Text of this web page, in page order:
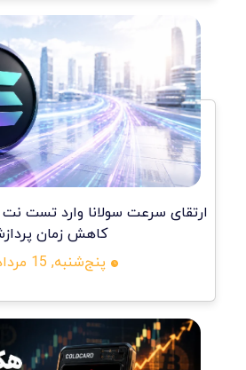
ارتقای سرعت سولانا وارد تست
کاهش زمان
پنج‌شنبه, 15 مرداد 05